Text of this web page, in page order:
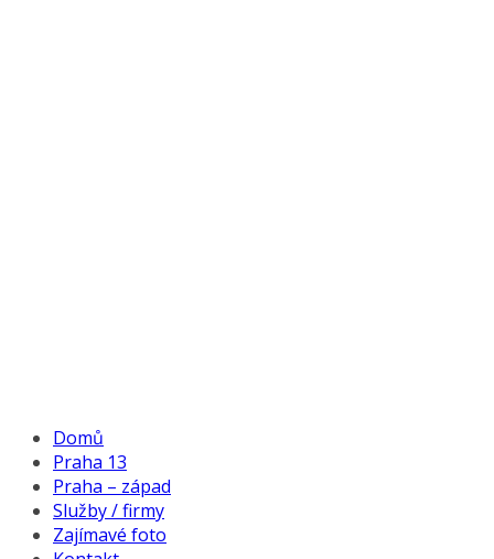
Domů
Praha 13
Praha – západ
Služby / firmy
Zajímavé foto